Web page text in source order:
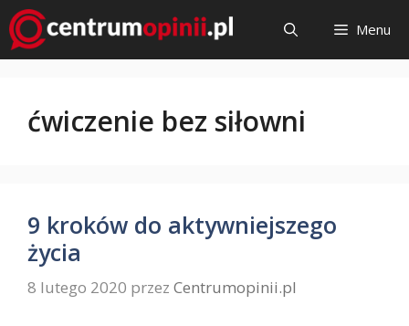
Przejdź
do
treści
Menu
ćwiczenie bez siłowni
9 kroków do aktywniejszego
życia
8 lutego 2020 przez Centrumopinii.pl